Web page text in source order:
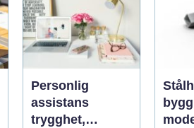
Personlig
assistans
trygghet,